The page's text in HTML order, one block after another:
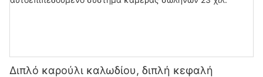
Διπλό καρούλι καλωδίου, διπλή κεφαλή